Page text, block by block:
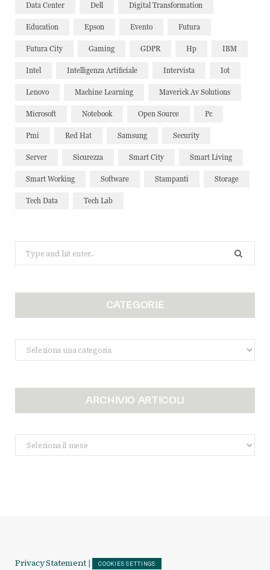
Data Center Dell Digital Transformation
Education Epson Evento Futura
Futura City Gaming GDPR Hp IBM
Intel Intelligenza Artificiale Intervista Iot
Lenovo Machine Learning Maverick Av Solutions
Microsoft Notebook Open Source Pc
Pmi Red Hat Samsung Security
Server Sicurezza Smart City Smart Living
Smart Working Software Stampanti Storage
Tech Data Tech Lab
for:
CATEGORIE
Categorie
ARCHIVIO ARTICOLI
Archivio
Articoli
Privacy Statement | COOKIES SETTINGS